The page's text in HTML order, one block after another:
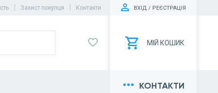
favorite_border
ВХІД / РЕЄСТРАЦІЯ
МІЙ КОШИК
| Захист покупця | Контакти
more_horiz КОНТАКТИ